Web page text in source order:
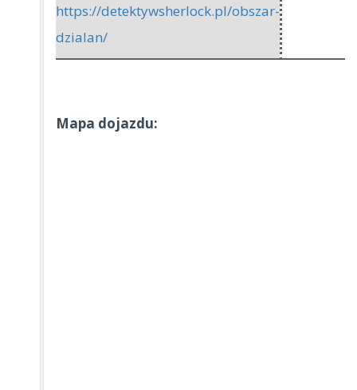
https://detektywsherlock.pl/obszar-
dzialan/
Mapa dojazdu: